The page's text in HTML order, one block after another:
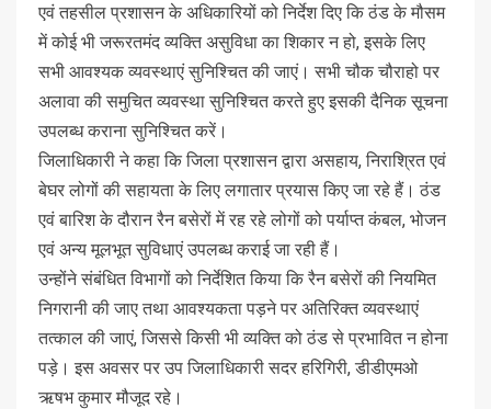
एवं तहसील प्रशासन के अधिकारियों को निर्देश दिए कि ठंड के मौसम
में कोई भी जरूरतमंद व्यक्ति असुविधा का शिकार न हो, इसके लिए
सभी आवश्यक व्यवस्थाएं सुनिश्चित की जाएं। सभी चौक चौराहो पर
अलावा की समुचित व्यवस्था सुनिश्चित करते हुए इसकी दैनिक सूचना
उपलब्ध कराना सुनिश्चित करें।
जिलाधिकारी ने कहा कि जिला प्रशासन द्वारा असहाय, निराश्रित एवं
बेघर लोगों की सहायता के लिए लगातार प्रयास किए जा रहे हैं। ठंड
एवं बारिश के दौरान रैन बसेरों में रह रहे लोगों को पर्याप्त कंबल, भोजन
एवं अन्य मूलभूत सुविधाएं उपलब्ध कराई जा रही हैं।
उन्होंने संबंधित विभागों को निर्देशित किया कि रैन बसेरों की नियमित
निगरानी की जाए तथा आवश्यकता पड़ने पर अतिरिक्त व्यवस्थाएं
तत्काल की जाएं, जिससे किसी भी व्यक्ति को ठंड से प्रभावित न होना
पड़े। इस अवसर पर उप जिलाधिकारी सदर हरिगिरी, डीडीएमओ
ऋषभ कुमार मौजूद रहे।